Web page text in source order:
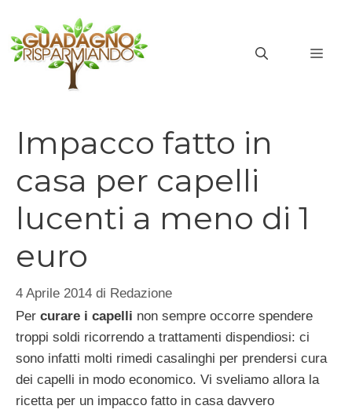
contenuto
Impacco fatto in
casa per capelli
lucenti a meno di 1
euro
4 Aprile 2014 di Redazione
Per curare i capelli non sempre occorre spendere
troppi soldi ricorrendo a trattamenti dispendiosi: ci
sono infatti molti rimedi casalinghi per prendersi cura
dei capelli in modo economico. Vi sveliamo allora la
ricetta per un impacco fatto in casa davvero